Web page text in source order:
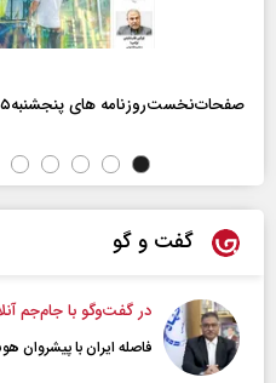
صفحات‌نخست‌روزنامه ها‌ی پنجشنبه‌۱۵ مردادماه
گفت و گو
در گفت‌و‌گو با جام‌جم
فاصله ایران با